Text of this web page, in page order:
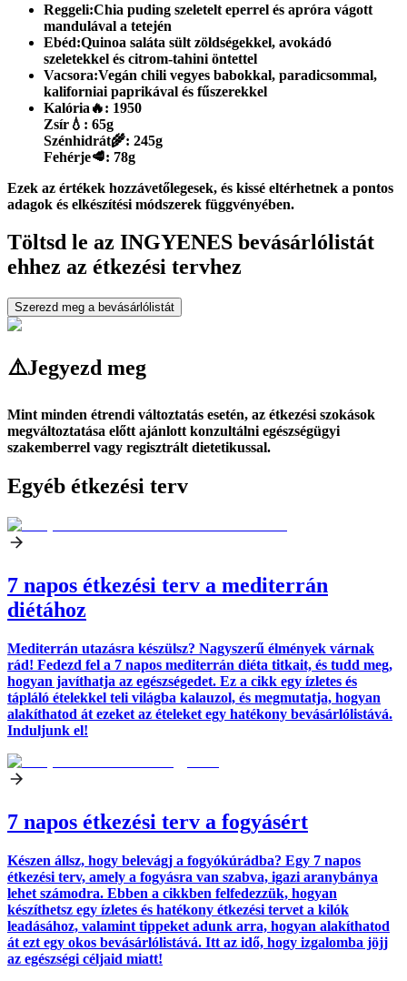
Reggeli:Chia puding szeletelt eperrel és apróra vágott
mandulával a tetején
Ebéd:Quinoa saláta sült zöldségekkel, avokádó
szeletekkel és citrom-tahini öntettel
Vacsora:Vegán chili vegyes babokkal, paradicsommal,
kaliforniai paprikával és fűszerekkel
Kalória 🔥: 1950
Zsír 💧: 65g
Szénhidrát🌾: 245g
Fehérje🥩: 78g
Ezek az értékek hozzávetőlegesek, és kissé eltérhetnek a pontos
adagok és elkészítési módszerek függvényében.
Töltsd le az INGYENES bevásárlólistát
ehhez az étkezési tervhez
Szerezd meg a bevásárlólistát
⚠️Jegyezd meg
Mint minden étrendi változtatás esetén, az étkezési szokások
megváltoztatása előtt ajánlott konzultálni egészségügyi
szakemberrel vagy regisztrált dietetikussal.
Egyéb étkezési terv
7 napos étkezési terv a mediterrán
diétához
Mediterrán utazásra készülsz? Nagyszerű élmények várnak
rád! Fedezd fel a 7 napos mediterrán diéta titkait, és tudd meg,
hogyan javíthatja az egészségedet. Ez a cikk egy ízletes és
tápláló ételekkel teli világba kalauzol, és megmutatja, hogyan
alakíthatod át ezeket az ételeket egy hatékony bevásárlólistává.
Induljunk el!
7 napos étkezési terv a fogyásért
Készen állsz, hogy belevágj a fogyókúrádba? Egy 7 napos
étkezési terv, amely a fogyásra van szabva, igazi aranybánya
lehet számodra. Ebben a cikkben felfedezzük, hogyan
készíthetsz egy ízletes és hatékony étkezési tervet a kilók
leadásához, valamint tippeket adunk arra, hogyan alakíthatod
át ezt egy okos bevásárlólistává. Itt az idő, hogy izgalomba jöjj
az egészségi céljaid miatt!